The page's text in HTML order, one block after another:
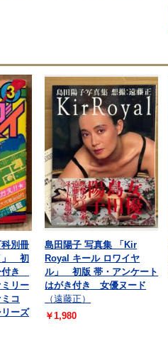
別冊
」 初
付き
リー
コ
ーズ
島田陽子 写真集 「Kir
Royal キール ロワイヤ
ル」 初版 帯・アンケート
はがき付き 女優ヌード
（遠藤正）
￥1,980